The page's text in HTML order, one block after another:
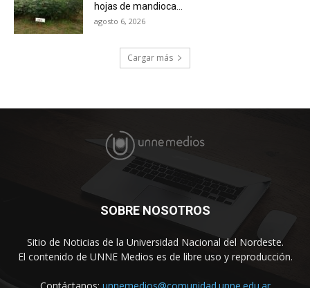
hojas de mandioca...
agosto 6, 2026
Cargar más
SOBRE NOSOTROS
Sitio de Noticias de la Universidad Nacional del Nordeste.
El contenido de UNNE Medios es de libre uso y reproducción.